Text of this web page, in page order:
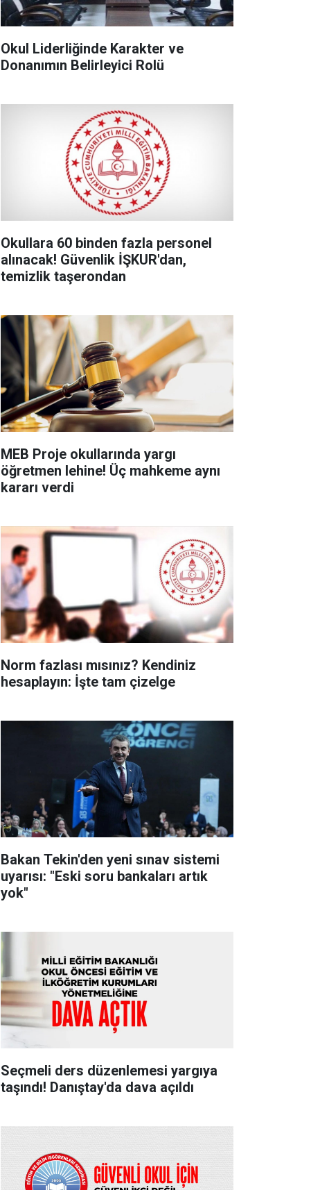
Okul Liderliğinde Karakter ve
Donanımın Belirleyici Rolü
Okullara 60 binden fazla personel
alınacak! Güvenlik İŞKUR'dan,
temizlik taşerondan
MEB Proje okullarında yargı
öğretmen lehine! Üç mahkeme aynı
kararı verdi
Norm fazlası mısınız? Kendiniz
hesaplayın: İşte tam çizelge
Bakan Tekin'den yeni sınav sistemi
uyarısı: "Eski soru bankaları artık
yok"
Seçmeli ders düzenlemesi yargıya
taşındı! Danıştay'da dava açıldı